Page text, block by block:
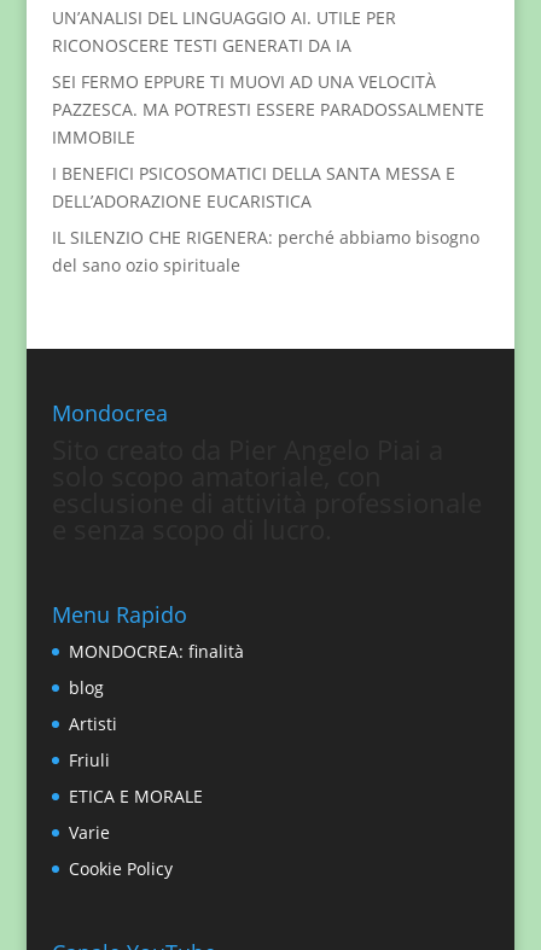
UN’ANALISI DEL LINGUAGGIO AI. UTILE PER
RICONOSCERE TESTI GENERATI DA IA
SEI FERMO EPPURE TI MUOVI AD UNA VELOCITÀ
PAZZESCA. MA POTRESTI ESSERE PARADOSSALMENTE
IMMOBILE
I BENEFICI PSICOSOMATICI DELLA SANTA MESSA E
DELL’ADORAZIONE EUCARISTICA
IL SILENZIO CHE RIGENERA: perché abbiamo bisogno
del sano ozio spirituale
Mondocrea
Menu Rapido
MONDOCREA: finalità
blog
Artisti
Friuli
ETICA E MORALE
Varie
Cookie Policy